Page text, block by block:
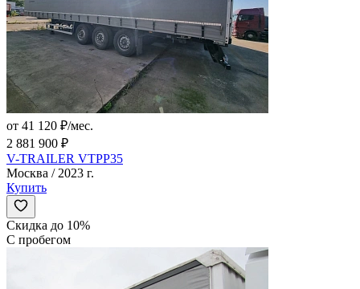
от 41 120 ₽/мес.
2 881 900 ₽
V-TRAILER VTPP35
Москва / 2023 г.
Купить
Скидка до 10%
С пробегом